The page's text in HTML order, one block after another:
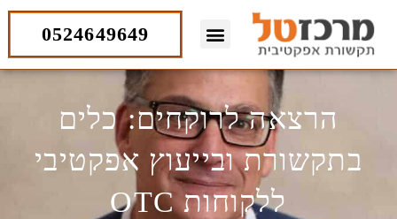
לתוכן
0524649649
הרצאה לרוקחים: כלים
בתקשורת ובייעוץ אפקטיבי
ללקוחות OTC